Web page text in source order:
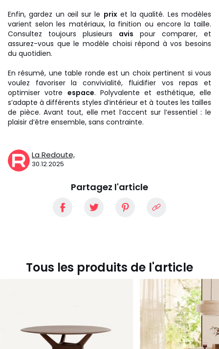
Enfin, gardez un œil sur le prixet la qualité. Les modèles
varient selon les matériaux, la finition ou encore la taille.
Consultez toujours plusieurs avis pour comparer, et
assurez-vous que le modèle choisi répond à vos besoins
du quotidien.
En résumé, une table ronde est un choix pertinent si vous
voulez favoriser la convivialité, fluidifier vos repas et
optimiser votre espace. Polyvalente et esthétique, elle
s’adapte à différents styles d’intérieur et à toutes les tailles
de pièce. Avant tout, elle met l’accent sur l’essentiel : le
plaisir d’être ensemble, sans contrainte.
La Redoute,
30.12.2025
Partagez l'article
Tous les produits de l'article